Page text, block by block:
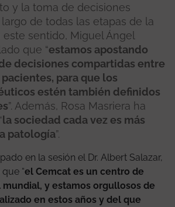
y la toma de decisiones
de todas las etapas de la
sentido, Miguel Ángel
que “estamos apostando
decisiones compartidas entre
para que los
estén también definidos
”. Además, Rosa Masriera ha
la sociedad cada vez es más
patología”.
en la sesión el Dr. Albert Salazar,
“el Cemcat es un centro de
y estamos orgullosos de
en estos años y del que